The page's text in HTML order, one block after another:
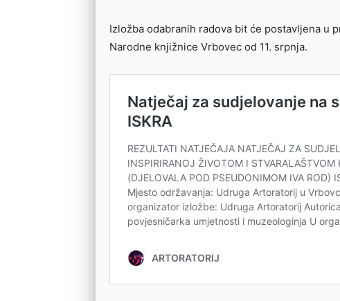
Izložba odabranih radova bit će postavljena u
Narodne knjižnice Vrbovec od 11. srpnja.